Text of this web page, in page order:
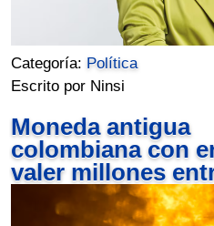
Categoría: Política
Escrito por Ninsi
Moneda antigua
colombiana con
valer millones